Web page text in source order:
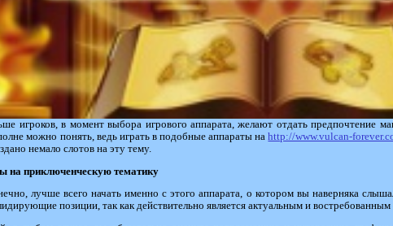
игроков, в момент выбора игрового аппарата, желают отдать предпочтение
можно понять, ведь играть в подобные аппараты наhttp://www.vulcan-
немало слотов на эту тему.
на приключенческую тематику
лучше всего начать именно с этого аппарата, о котором вы наверняка
позиции, так как действительно является актуальным и востребованным